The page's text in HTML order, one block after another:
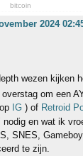
bitcoin
2024
wezen kijken
om een
IG ) of Retroid
en wat ik
SNES,
te zijn.